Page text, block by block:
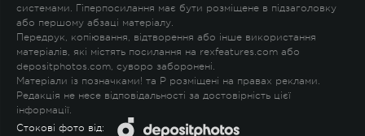
системами. Гіперпосилання має бути розміщене в підзаголовку
або першому абзаці матеріалу.
Передрук, копіювання, відтворення або інше використання
матеріалів, які містять посилання на rexfeatures.com або
depositphotos.com, суворо заборонені.
Матеріали із позначками! та P розміщені на правах реклами.
Редакція не несе відповідальності за достовірність цієї
інформації.
Стокові фото від: